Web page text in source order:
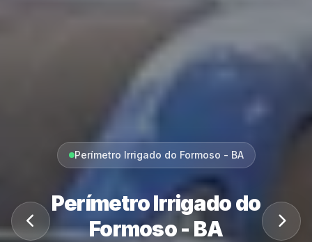
Perímetro Irrigado do Formoso - BA
Perímetro Irrigado do
Formoso - BA